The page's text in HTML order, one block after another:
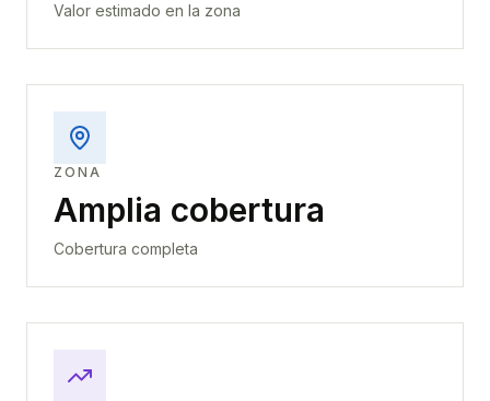
Valor estimado en la zona
ZONA
Amplia cobertura
Cobertura completa